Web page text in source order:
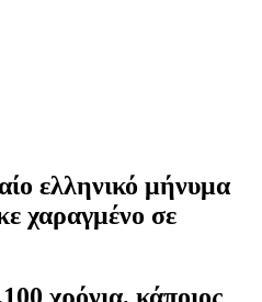
ελληνικό μήνυμα
χαραγμένο σε